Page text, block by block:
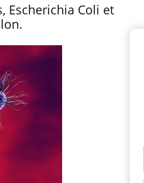
Escherichia Coli et